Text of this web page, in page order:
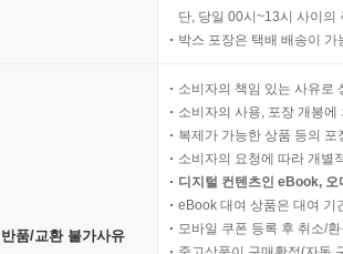
단, 당일 00시~13시 사이의
박스 포장은 택배 배송이
반품/교환 불가사유
소비자의 책임 있는 사유로
소비자의 사용, 포장 개봉
복제가 가능한 상품 등의
소비자의 요청에 따라 개별
디지털 컨텐츠인 eBook,
eBook 대여 상품은 대여 기
모바일 쿠폰 등록 후 취소/